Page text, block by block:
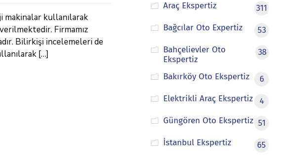
kullanılarak
Firmamız
Bilirkişi incelemeleri de
[…]
Araç Ekspertiz
311
Bağcılar Oto Expertiz
53
Bahçelievler Oto
Ekspertiz
38
Bakırköy Oto Ekspertiz
6
Elektrikli Araç Ekspertiz
4
Güngören Oto Ekspertiz 51
İstanbul Ekspertiz
65